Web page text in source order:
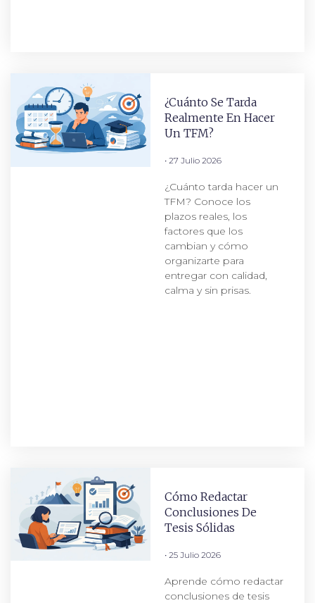
¿Cuánto Se Tarda
Realmente En Hacer
Un TFM?
27 Julio 2026
¿Cuánto tarda hacer un
TFM? Conoce los
plazos reales, los
factores que los
cambian y cómo
organizarte para
entregar con calidad,
calma y sin prisas.
Cómo Redactar
Conclusiones De
Tesis Sólidas
25 Julio 2026
Aprende cómo redactar
conclusiones de tesis